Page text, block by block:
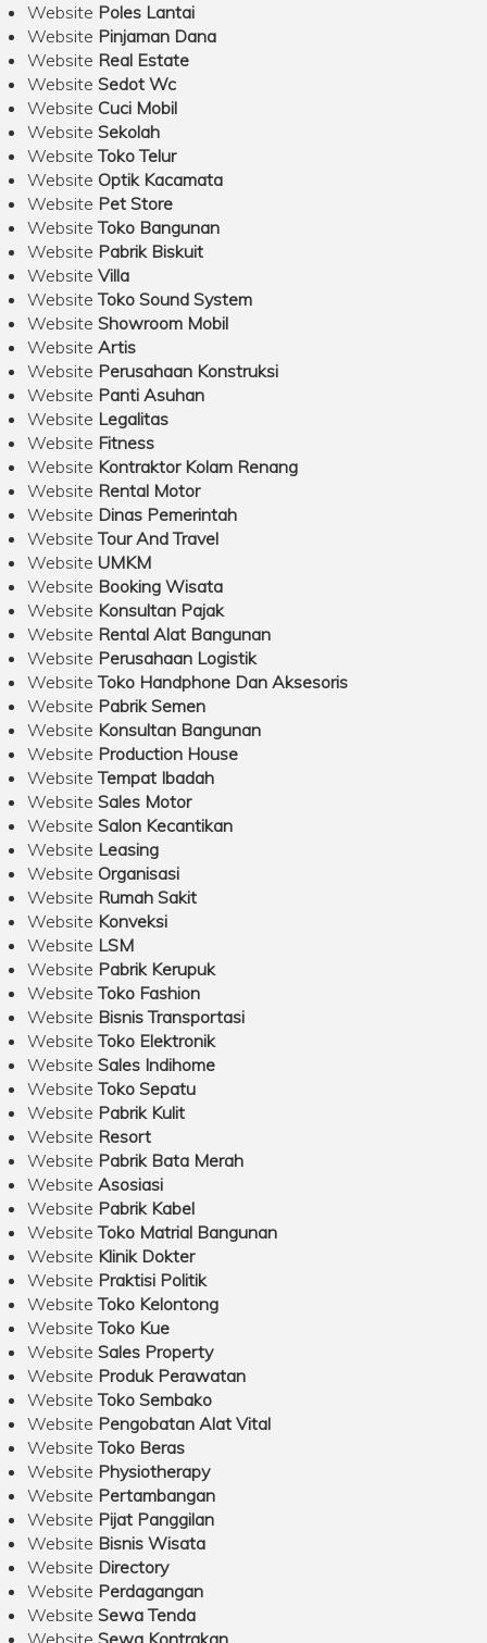
Website Poles Lantai
Website Pinjaman Dana
Website Real Estate
Website Sedot Wc
Website Cuci Mobil
Website Sekolah
WebsiteToko Telur
Website Optik Kacamata
Website Pet Store
WebsiteToko Bangunan
Website Pabrik Biskuit
Website Villa
WebsiteToko Sound System
Website Showroom Mobil
Website Artis
Website Perusahaan Konstruksi
Website Panti Asuhan
Website Legalitas
Website Fitness
Website Kontraktor Kolam Renang
Website Rental Motor
Website Dinas Pemerintah
WebsiteTour And Travel
Website UMKM
Website Booking Wisata
Website Konsultan Pajak
Website Rental Alat Bangunan
Website Perusahaan Logistik
WebsiteToko Handphone Dan Aksesoris
Website Pabrik Semen
Website Konsultan Bangunan
Website Production House
WebsiteTempat Ibadah
Website Sales Motor
Website Salon Kecantikan
Website Leasing
Website Organisasi
Website Rumah Sakit
Website Konveksi
Website LSM
Website Pabrik Kerupuk
WebsiteToko Fashion
Website Bisnis Transportasi
WebsiteToko Elektronik
Website Sales Indihome
WebsiteToko Sepatu
Website Pabrik Kulit
Website Resort
Website Pabrik Bata Merah
Website Asosiasi
Website Pabrik Kabel
WebsiteToko Matrial Bangunan
Website Klinik Dokter
Website Praktisi Politik
WebsiteToko Kelontong
WebsiteToko Kue
Website Sales Property
Website Produk Perawatan
WebsiteToko Sembako
Website Pengobatan Alat Vital
WebsiteToko Beras
Website Physiotherapy
Website Pertambangan
Website Pijat Panggilan
Website Bisnis Wisata
Website Directory
Website Perdagangan
Website Sewa Tenda
Website Sewa Kontrakan